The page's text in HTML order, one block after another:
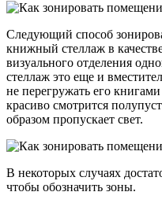
Следующий способ
книжный стеллаж в
визуального отделения
стеллаж это еще и
не перегружать его
красиво смотрится
образом пропускает свет.
В некоторых случаях
чтобы обозначить зоны.